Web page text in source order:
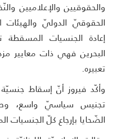
والإعلاميين والنّخب
الدوليّ والهيئات
الجنسيات المسقطة
فهي ذات معايير
فيروز أنّ إسقاط جنسيّة
سياسيّ واسع، وطالب
بإرجاع كلّ الجنسيات